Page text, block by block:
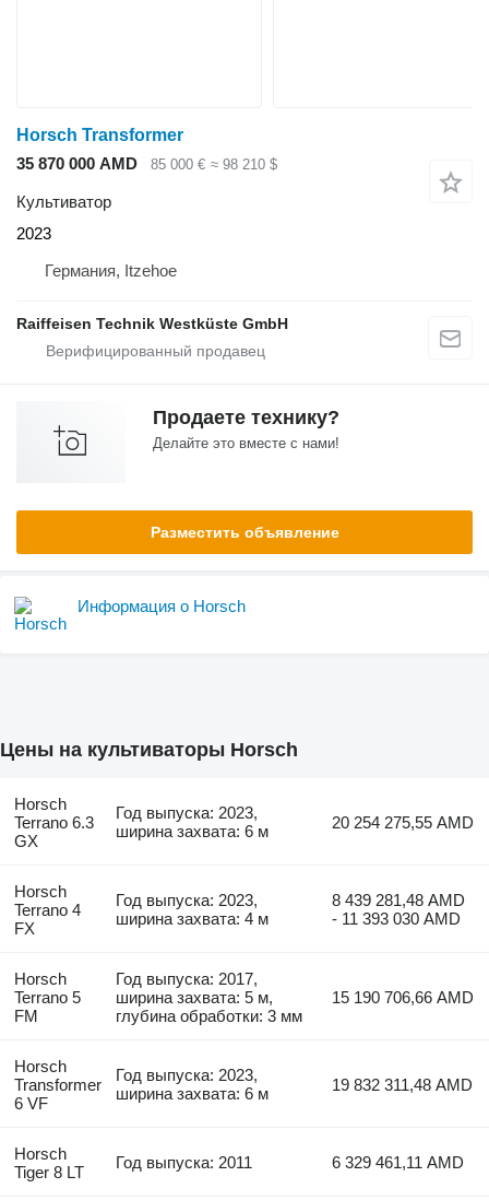
Horsch Transformer
35 870 000 AMD
85 000 € ≈ 98 210 $
Культиватор
2023
Германия, Itzehoe
Raiffeisen Technik Westküste GmbH
Продаете технику?
Делайте это вместе с нами!
Разместить объявление
Информация о Horsch
Цены на культиваторы Horsch
Horsch
Terrano 6.3
GX
Год выпуска: 2023,
ширина захвата: 6 м
20 254 275,55 AMD
Horsch
Terrano 4
FX
Год выпуска: 2023,
ширина захвата: 4 м
8 439 281,48 AMD
- 11 393 030 AMD
Horsch
Terrano 5
FM
Год выпуска: 2017,
ширина захвата: 5 м,
глубина обработки: 3 мм
15 190 706,66 AMD
Horsch
Transformer
6 VF
Год выпуска: 2023,
ширина захвата: 6 м
19 832 311,48 AMD
Horsch
Tiger 8 LT
Год выпуска: 2011 6 329 461,11 AMD